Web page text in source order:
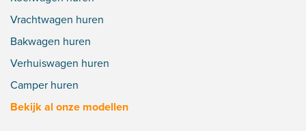
Vrachtwagen huren
Bakwagen huren
Verhuiswagen huren
Camper huren
Bekijk al onze modellen